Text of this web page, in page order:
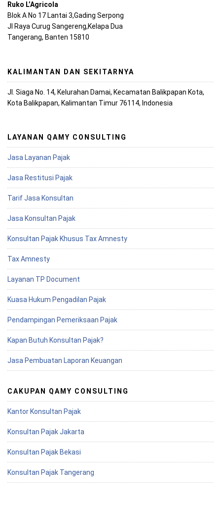
Ruko L’Agricola
Blok A No 17 Lantai 3,Gading Serpong
Jl Raya Curug Sangereng,Kelapa Dua
Tangerang, Banten 15810
KALIMANTAN DAN SEKITARNYA
Jl. Siaga No. 14, Kelurahan Damai, Kecamatan Balikpapan Kota,
Kota Balikpapan, Kalimantan Timur 76114, Indonesia
LAYANAN QAMY CONSULTING
Jasa Layanan Pajak
Jasa Restitusi Pajak
Tarif Jasa Konsultan
Jasa Konsultan Pajak
Konsultan Pajak Khusus Tax Amnesty
Tax Amnesty
Layanan TP Document
Kuasa Hukum Pengadilan Pajak
Pendampingan Pemeriksaan Pajak
Kapan Butuh Konsultan Pajak?
Jasa Pembuatan Laporan Keuangan
CAKUPAN QAMY CONSULTING
Kantor Konsultan Pajak
Konsultan Pajak Jakarta
Konsultan Pajak Bekasi
Konsultan Pajak Tangerang